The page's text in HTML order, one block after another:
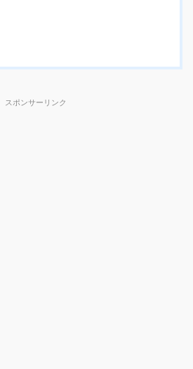
スポンサーリンク